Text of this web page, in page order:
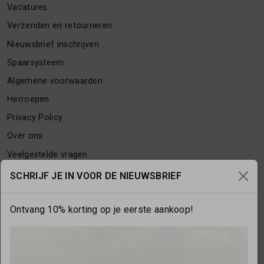
Vacatures
Verzenden en retourneren
Nieuwsbrief inschrijven
Spaarsysteem
Algemene voorwaarden
Herroepen
Privacy Policy
Over ons
Veelgestelde vragen
Contact
OPENINGSTIJDEN
SCHRIJF JE IN VOOR DE NIEUWSBRIEF
Ontvang 10% korting op je eerste aankoop!